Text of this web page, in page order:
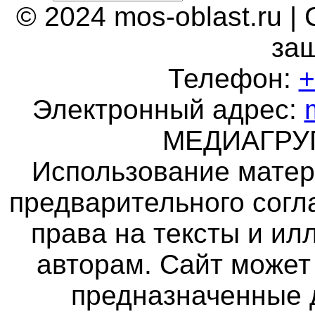
© 2024 mos-oblast.ru |
Телефон:
Электронный адрес:
Использование
предварительного
права на тексты и
авторам. Сайт